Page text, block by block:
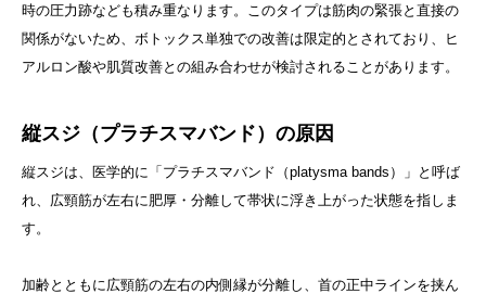
時の圧力跡なども積み重なります。このタイプは筋肉の緊張と直接の
関係がないため、ボトックス単独での改善は限定的とされており、ヒ
アルロン酸や肌質改善との組み合わせが検討されることがあります。
縦スジ（プラチスマバンド）の原因
縦スジは、医学的に「プラチスマバンド（platysma bands）」と呼ば
れ、広頸筋が左右に肥厚・分離して帯状に浮き上がった状態を指しま
す。
加齢とともに広頸筋の左右の内側縁が分離し、首の正中ラインを挟ん